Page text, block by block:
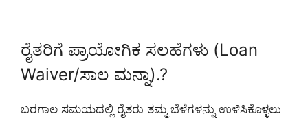
ರೈತರಿಗೆ ಪ್ರಾಯೋಗಿಕ ಸಲಹೆಗಳು (Loan
Waiver/ಸಾಲ ಮನ್ನಾ).?
ಬರಗಾಲ ಸಮಯದಲ್ಲಿ ರೈತರು ತಮ್ಮ ಬೆಳೆಗಳನ್ನು ಉಳಿಸಿಕೊಳ್ಳಲು